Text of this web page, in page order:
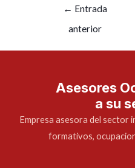
← Entrada
anterior
Asesores
a su
Empresa asesora del sector
formativos,